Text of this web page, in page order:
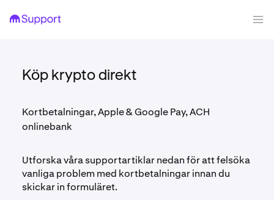
Köp krypto direkt
Kortbetalningar, Apple & Google Pay, ACH
onlinebank
Utforska våra supportartiklar nedan för att felsöka
vanliga problem med kortbetalningar innan du
skickar in formuläret.